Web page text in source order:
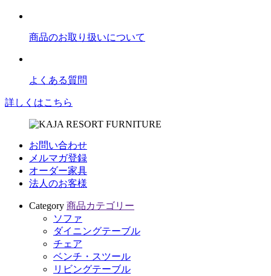
商品のお取り扱いについて
よくある質問
詳しくはこちら
お問い合わせ
メルマガ登録
オーダー家具
法人のお客様
Category 商品カテゴリー
ソファ
ダイニングテーブル
チェア
ベンチ・スツール
リビングテーブル